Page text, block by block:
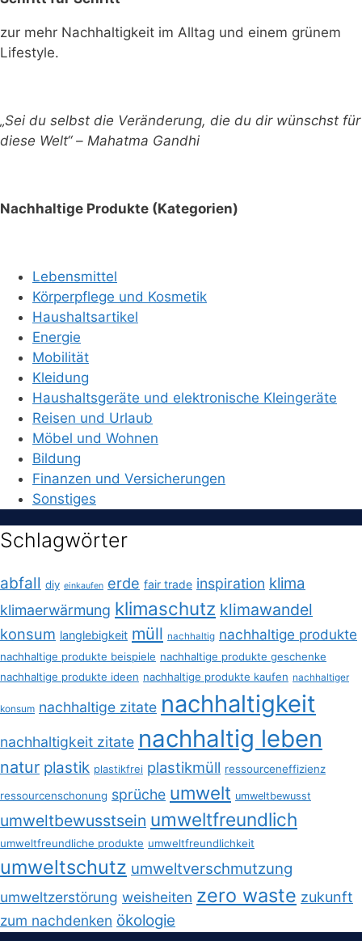
zur mehr Nachhaltigkeit im Alltag und einem grünem
Lifestyle.
„Sei du selbst die Veränderung, die du dir wünschst für
diese Welt“ – Mahatma Gandhi
Nachhaltige Produkte (Kategorien)
Lebensmittel
Körperpflege und Kosmetik
Haushaltsartikel
Energie
Mobilität
Kleidung
Haushaltsgeräte und elektronische Kleingeräte
Reisen und Urlaub
Möbel und Wohnen
Bildung
Finanzen und Versicherungen
Sonstiges
Schlagwörter
abfall diy einkaufen erde fair trade inspiration klima
klimaerwärmung klimaschutz klimawandel
konsum langlebigkeit müll nachhaltig nachhaltige produkte
nachhaltige produkte beispiele nachhaltige produkte geschenke
nachhaltige produkte ideen nachhaltige produkte kaufen nachhaltiger
konsum nachhaltige zitate nachhaltigkeit
nachhaltigkeit zitate nachhaltig leben
natur plastik plastikfrei plastikmüll ressourceneffizienz
ressourcenschonung sprüche umwelt umweltbewusst
umweltbewusstsein umweltfreundlich
umweltfreundliche produkte umweltfreundlichkeit
umweltschutz umweltverschmutzung
umweltzerstörung weisheiten zero waste zukunft
zum nachdenken ökologie